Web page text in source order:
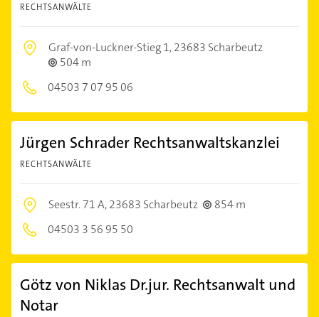
RECHTSANWÄLTE
Graf-von-Luckner-Stieg 1,23683 Scharbeutz
504 m
04503 7 07 95 06
Jürgen Schrader Rechtsanwaltskanzlei
RECHTSANWÄLTE
Seestr. 71 A,23683 Scharbeutz
854 m
04503 3 56 95 50
Götz von Niklas Dr.jur. Rechtsanwalt und
Notar